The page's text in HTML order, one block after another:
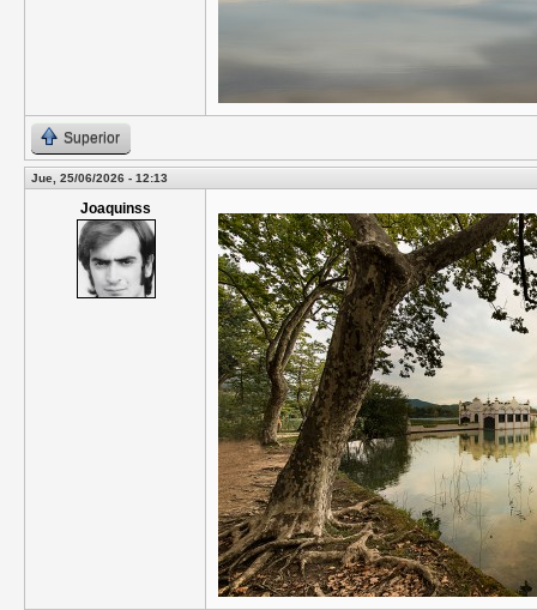
Superior
Jue, 25/06/2026 - 12:13
Joaquinss